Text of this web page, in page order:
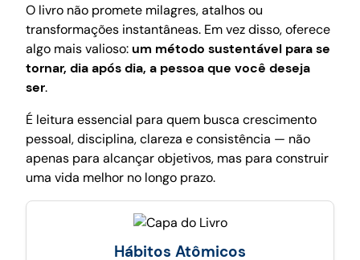
O livro não promete milagres, atalhos ou
transformações instantâneas. Em vez disso, oferece
algo mais valioso:um método sustentável para se
tornar, dia após dia, a pessoa que você deseja
ser.
É leitura essencial para quem busca crescimento
pessoal, disciplina, clareza e consistência — não
apenas para alcançar objetivos, mas para construir
uma vida melhor no longo prazo.
Hábitos Atômicos